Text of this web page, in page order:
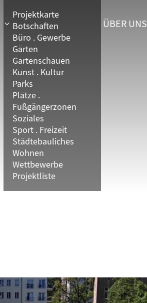
Projektkarte
Botschaften
Büro . Gewerbe
Gärten
Gartenschauen
Kunst . Kultur
Parks
Plätze .
Fußgängerzonen
Soziales
Sport . Freizeit
Städtebauliches
Wohnen
Wettbewerbe
Projektliste
ÜBER UNS